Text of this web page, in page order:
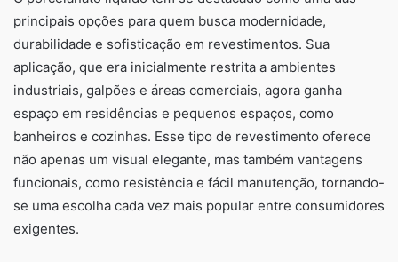
principais opções para quem busca modernidade,
durabilidade e sofisticação em revestimentos. Sua
aplicação, que era inicialmente restrita a ambientes
industriais, galpões e áreas comerciais, agora ganha
espaço em residências e pequenos espaços, como
banheiros e cozinhas. Esse tipo de revestimento oferece
não apenas um visual elegante, mas também vantagens
funcionais, como resistência e fácil manutenção, tornando-
se uma escolha cada vez mais popular entre consumidores
exigentes.